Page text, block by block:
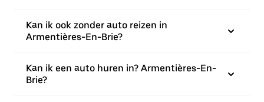
Kan ik ook zonder auto reizen in
Armentières-En-Brie?
Kan ik een auto huren in? Armentières-En-
Brie?